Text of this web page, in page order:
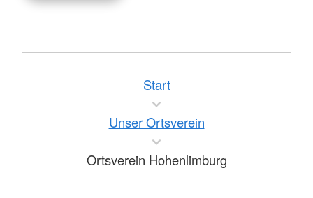
Start
Unser Ortsverein
Ortsverein Hohenlimburg